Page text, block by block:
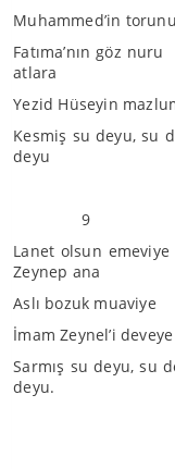
Muhammed’in
Fatıma’nın
atlara
Yezid Hüseyin
Kesmiş su
deyu
9
Lanet olsun
Zeynep ana
Aslı bozuk
İmam Zeynel’i
Sarmış su
deyu.